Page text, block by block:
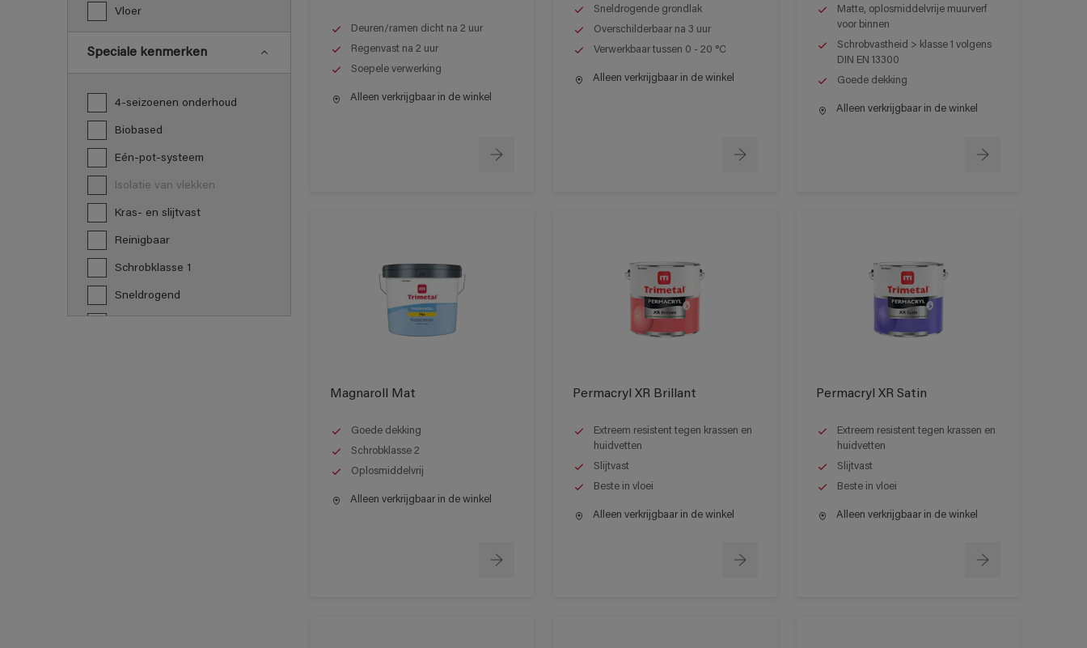
Vloer
Speciale kenmerken
4-seizoenen onderhoud
Biobased
Eén-pot-systeem
Isolatie van vlekken
Kras- en slijtvast
Reinigbaar
Schrobklasse 1
Sneldrogend
Deuren/ramen dicht na 2 uur
Regenvast na 2 uur
Soepele verwerking
Alleen verkrijgbaar in de winkel
Sneldrogende grondlak
Overschilderbaar na 3 uur
Verwerkbaar tussen 0 - 20 °C
Alleen verkrijgbaar in de winkel
Matte, oplosmiddelvrije muurverf
voor binnen
Schrobvastheid > klasse 1 volgens
DIN EN 13300
Goede dekking
Alleen verkrijgbaar in de winkel
Magnaroll Mat
Goede dekking
Schrobklasse 2
Oplosmiddelvrij
Alleen verkrijgbaar in de winkel
Permacryl XR Brillant
Extreem resistent tegen krassen en
huidvetten
Slijtvast
Beste in vloei
Alleen verkrijgbaar in de winkel
Permacryl XR Satin
Extreem resistent tegen krassen en
huidvetten
Slijtvast
Beste in vloei
Alleen verkrijgbaar in de winkel